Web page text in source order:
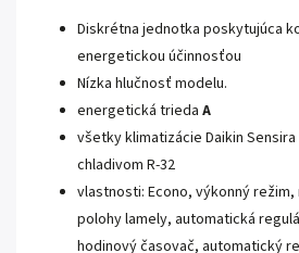
Diskrétna jednotka poskytujúca
energetickou účinnosťou
Nízka hlučnosť modelu.
energetická trieda A
všetky klimatizácie Daikin
chladivom R-32
vlastnosti: Econo, výkonný režim,
polohy lamely, automatická
hodinový časovač, automatický